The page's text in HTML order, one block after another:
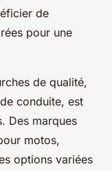
de
pour une
de qualité,
conduite, est
Des marques
motos,
options variées